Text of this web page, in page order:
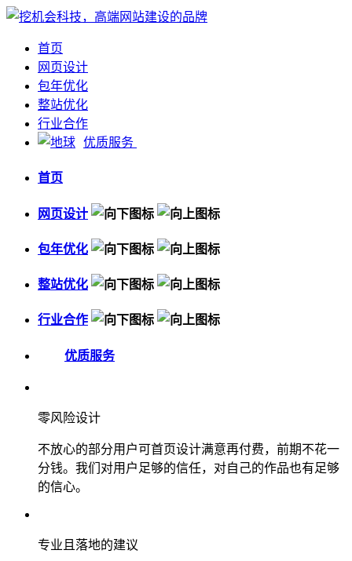
首页
网页设计
包年优化
整站优化
行业合作
优质服务
首页
网页设计
包年优化
整站优化
行业合作
优质服务
零风险设计
不放心的部分用户可首页设计满意再付费，前期不花一
分钱。我们对用户足够的信任，对自己的作品也有足够
的信心。
专业且落地的建议